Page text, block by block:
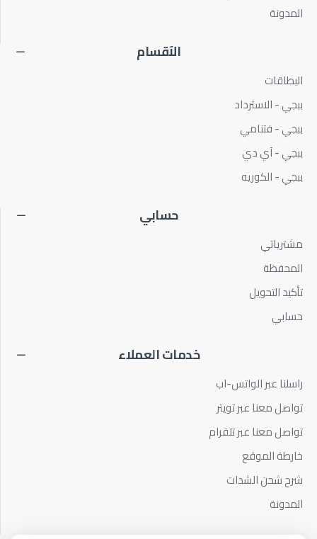
المدونة
الآقسام
البطاقات
ببجي - الاسترداد
ببجي - فتنامي
ببجي - آي دي
ببجي - الكوريه
حسابي
مشترياتي
المحفظة
تأكيد التحويل
حسابي
خدمات العملاء
راسلنا عبر الواتس-اب
تواصل معنا عبر تويتر
تواصل معنا عبر تلقرام
خارطة الموقع
شرح شحن الشدات
المدونة